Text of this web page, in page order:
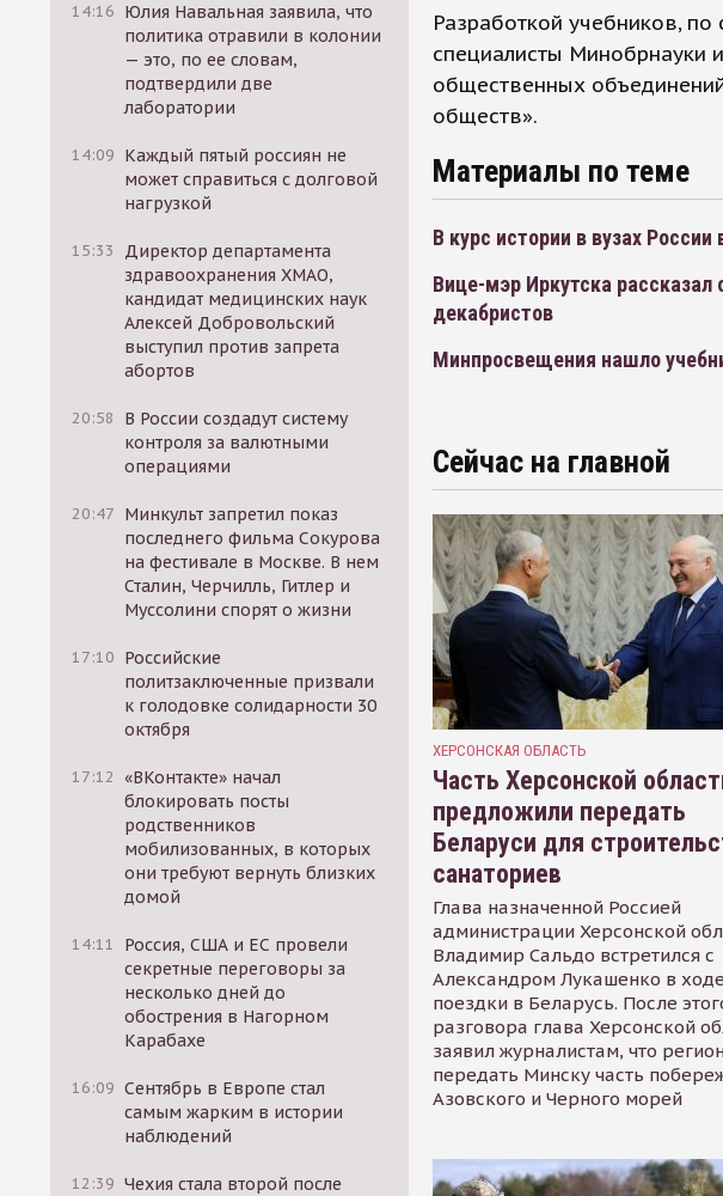
14:16 Юлия Навальная заявила, что
политика отравили в колонии
— это, по ее словам,
подтвердили две
лаборатории
14:09 Каждый пятый россиян не
может справиться с долговой
нагрузкой
15:33
Директор департамента
здравоохранения ХМАО,
кандидат медицинских наук
Алексей Добровольский
выступил против запрета
абортов
20:58
В России создадут систему
контроля за валютными
операциями
20:47 Минкульт запретил показ
последнего фильма Сокурова
на фестивале в Москве. В нем
Сталин, Черчилль, Гитлер и
Муссолини спорят о жизни
17:10 Российские
политзаключенные призвали
к голодовке солидарности 30
октября
17:12 «ВКонтакте» начал
блокировать посты
родственников
мобилизованных, в которых
они требуют вернуть близких
домой
14:11
Россия, США и ЕС провели
секретные переговоры за
несколько дней до
обострения в Нагорном
Карабахе
16:09 Сентябрь в Европе стал
самым жарким в истории
наблюдений
12:39 Чехия стала второй после
Разработкой учебников, по
специалисты Минобрнауки
общественных
обществ».
Материалы по теме
В курс истории в вузах
Вице-мэр Иркутска рассказал
декабристов
Минпросвещения нашло
Сейчас на главной
ХЕРСОНСКАЯ ОБЛАСТЬ
Часть Херсонской
предложили передать
Беларуси для
санаториев
Глава назначенной Россией
администрации Херсонской
Владимир Сальдо встретился с
Александром Лукашенко в
поездки в Беларусь. После
разговора глава Херсонской
заявил журналистам, что
передать Минску часть
Азовского и Черного морей